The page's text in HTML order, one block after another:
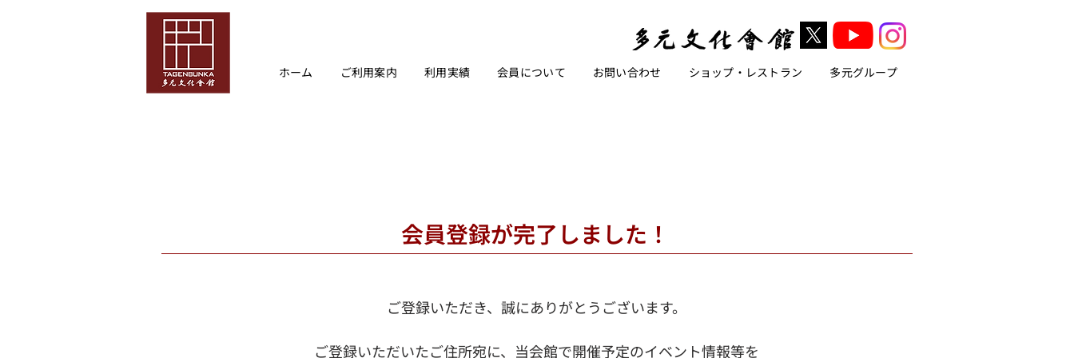
ホーム ご利用案内 利用実績 会員について お問い合わせ ショップ・レストラン 多元グループ
​会員登録が完了しました！
ご登録いただき、誠にありがとうございます。
ご登録いただいたご住所宛に、当会館で開催予定のイベント情報等を